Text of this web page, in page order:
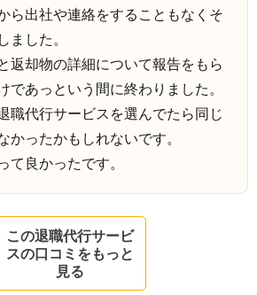
ら出社や連絡をすることもなくそ
ました。
返却物の詳細について報告をもら
であっという間に終わりました。
職代行サービスを選んでたら同じ
かったかもしれないです。
て良かったです。
この退職代行サービ
スの口コミをもっと
見る